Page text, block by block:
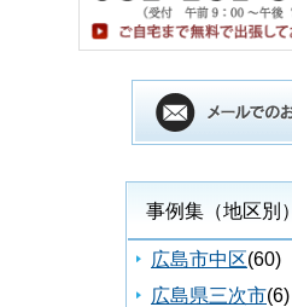
事例集（地区別）
広島市中区(60)
広島県三次市(6)